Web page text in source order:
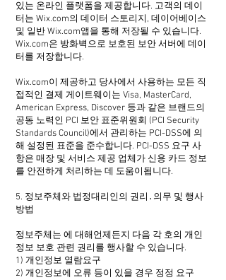
있는 온라인 플랫폼을 제공합니다. 고객의 데이
터는 Wix.com의 데이터 스토리지, 데이어베이스
및 일반 Wix.com앱을 통해 저장될 수 있습니다.
Wix.com은 방화벽으로 보호된 보안 서버에 데이
터를 저장합니다.
Wix.com이 제공하고 당사에서 사용하는 모든 직
접적인 결제 게이트웨이는 Visa, MasterCard,
American Express, Discover 등과 같은 브랜드의
공동 노력인 PCI 보안 표준위원회 (PCI Security
Standards Council)에서 관리하는 PCI-DSS에 의
해 설정된 표준을 준수합니다. PCI-DSS 요구 사
항은 매장 및 서비스 제공 업체가 신용 카드 정보
를 안전하게 처리하는 데 도움이됩니다.
5. 정보주체와 법정대리인의 권리․의무 및 행사
방법
정보주체는 에 대해언제든지 다음 각 호의 개인
정보 보호 관련 권리를 행사할 수 있습니다.
1) 개인정보 열람요구
2) 개인정보에 오류 등이 있을 경우 정정 요구